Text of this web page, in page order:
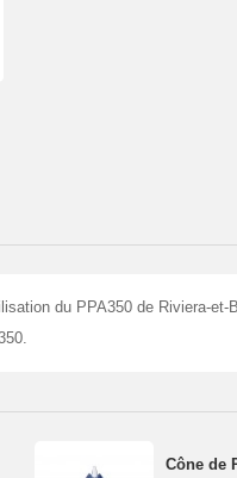
du PPA350 de Riviera-et-
Cône de